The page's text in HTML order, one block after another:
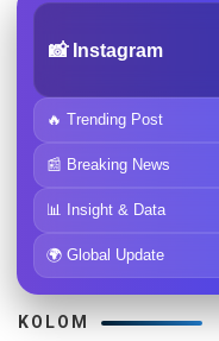
📸 Instagram
🔥 Trending Post
📰 Breaking News
📊 Insight & Data
🌍 Global Update
KOLOM